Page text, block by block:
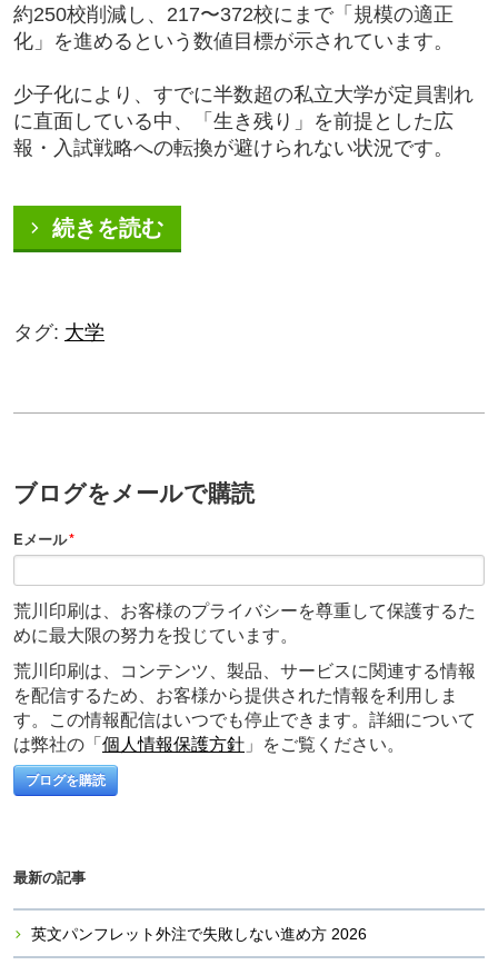
約250校削減し、217〜372校にまで「規模の適正
化」を進めるという数値目標が示されています。
少子化により、すでに半数超の私立大学が定員割れ
に直面している中、「生き残り」を前提とした広
報・入試戦略への転換が避けられない状況です。
続きを読む
タグ: 大学
ブログをメールで購読
Eメール*
荒川印刷は、お客様のプライバシーを尊重して保護するた
めに最大限の努力を投じています。
荒川印刷は、コンテンツ、製品、サービスに関連する情報
を配信するため、お客様から提供された情報を利用しま
す。この情報配信はいつでも停止できます。詳細について
は弊社の「個人情報保護方針 」をご覧ください。
最新の記事
英文パンフレット外注で失敗しない進め方 2026